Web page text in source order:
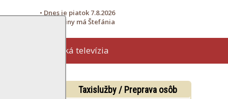
• Dnes je piatok 7.8.2026
• Meniny má Štefánia
Hlohovská televízia
Taxislužby / Preprava osôb